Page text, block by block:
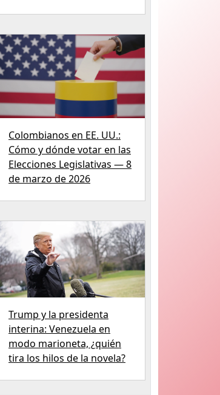
Colombianos en EE. UU.:
Cómo y dónde votar en las
Elecciones Legislativas — 8
de marzo de 2026
Trump y la presidenta
interina: Venezuela en
modo marioneta, ¿quién
tira los hilos de la novela?